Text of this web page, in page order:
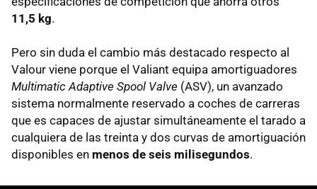
11,5 kg.
Pero sin duda el cambio más destacado respecto al
Valour viene porque el Valiant equipa amortiguadores
Multimatic Adaptive Spool Valve (ASV), un avanzado
sistema normalmente reservado a coches de carreras
que es capaces de ajustar simultáneamente el tarado a
cualquiera de las treinta y dos curvas de amortiguación
disponibles en menos de seis milisegundos.